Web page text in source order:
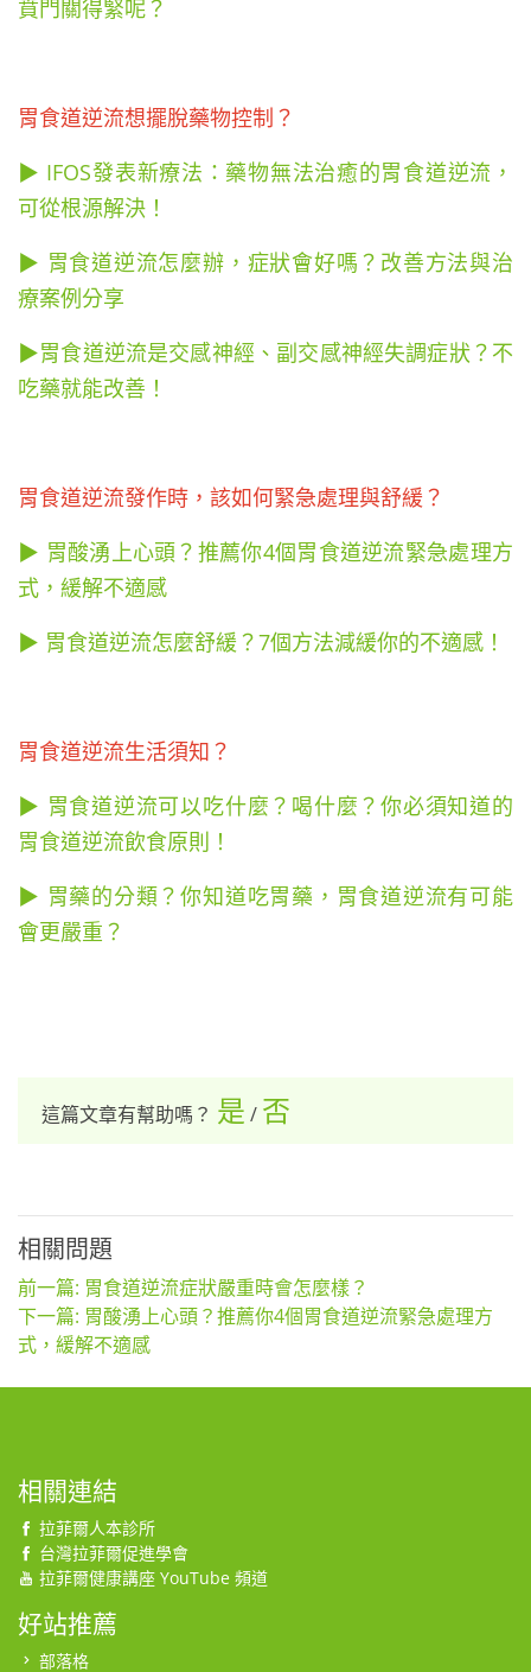
賁門關得緊呢？
胃食道逆流想擺脫藥物控制？
▶ IFOS發表新療法：藥物無法治癒的胃食道逆流，
可從根源解決！
▶ 胃食道逆流怎麼辦，症狀會好嗎？改善方法與治
療案例分享
▶胃食道逆流是交感神經、副交感神經失調症狀？不
吃藥就能改善！
胃食道逆流發作時，該如何緊急處理與舒緩？
▶ 胃酸湧上心頭？推薦你4個胃食道逆流緊急處理方
式，緩解不適感
▶ 胃食道逆流怎麼舒緩？7個方法減緩你的不適感！
胃食道逆流生活須知？
▶ 胃食道逆流可以吃什麼？喝什麼？你必須知道的
胃食道逆流飲食原則！
▶ 胃藥的分類？你知道吃胃藥，胃食道逆流有可能
會更嚴重？
這篇文章有幫助嗎？ 是 / 否
相關問題
前一篇: 胃食道逆流症狀嚴重時會怎麼樣？
下一篇: 胃酸湧上心頭？推薦你4個胃食道逆流緊急處理方
式，緩解不適感
相關連結
拉菲爾人本診所
台灣拉菲爾促進學會
拉菲爾健康講座 YouTube 頻道
好站推薦
部落格